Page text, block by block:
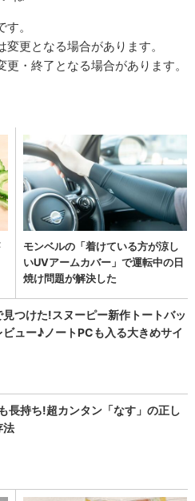
。
更となる場合があります。
・終了となる場合があります。